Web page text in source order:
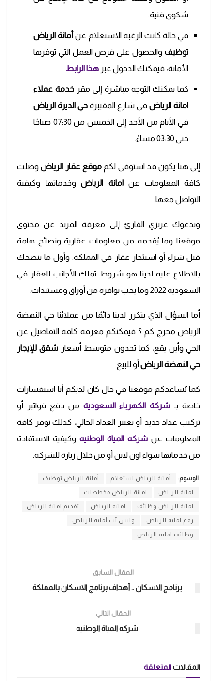
شكوى فنية.
في حالة كانت الرغبة الاستعلام عن أمانة الرياض
توظيف والحصول على فرص العمل التي توفرها
الأمانة، فيمكنك الدخول عبر هذا الرابط
كما يمكنك التوجه مباشرة إلى مقر خدمة عملاء
امانة الرياضفي شارع المقيبرة حي الديرة الرياض
في الأيام من الأحد إلى الخميس من 07:30 صباحًا
حتى 03:30 مساءً.
إلى هنا يكون قد استوفى لكم موقع عقار الرياضوصلت
كافة المعلومات عنامانة الرياض وخدماتها وكيفية
التواصل معها.
وندعوك عزيزي القارئ إلى معرفة المزيد عن محتوى
موقعنا وما يُقدمه من معلومات عقارية ونصائح هامة
قبل شراء أو استئجار عقار في المملكة. وأول ما ننصحك
بالاطلاع عليه لدينا هو شروط تملك الأجانب للعقار في
السعودية 2022 وما يحب توافره من أوراق ومستندات.
أما السؤال الذي يتكرر لدينا دائمًا من عملائنا حي النهضة
الرياض مخرج كم ؟ فيمكنكم معرفة كافة التفاصيل عن
الحي وأين يقع، كما تجدون متوسط أسعار شقق للإيجار
حي النهضة الرياضأو للبيع.
كما يُساعدكم موقعنا في حال كان لديكم أيا استفسارات
خاصة بـ شركة الكهرباء السعودية من دفع فواتير أو
تركيب عداد جديد أو تغيير العداد الحالي، كذلك نوفر كافة
المعلومات عن شركه المياة الوطنيه وكيفية الاستفادة
من خدماتها سواء اون لاين أو من خلال زيارة للشركة.
الوسوم: أمانة الرياض استعلام أمانة الرياض توظيف
امانة الرياض امانة الرياض مخططات
امانة الرياض وظائف امانه الرياض تقديم امانة الرياض
رقم امانة الرياض واتس آب أمانة الرياض
وظائف امانة الرياض
المقال السابق
برنامج الاسكان .. أهداف برنامج الاسكان بالمملكة
المقال التالي
شركه المياة الوطنيه
المقالاتالمتعلقة